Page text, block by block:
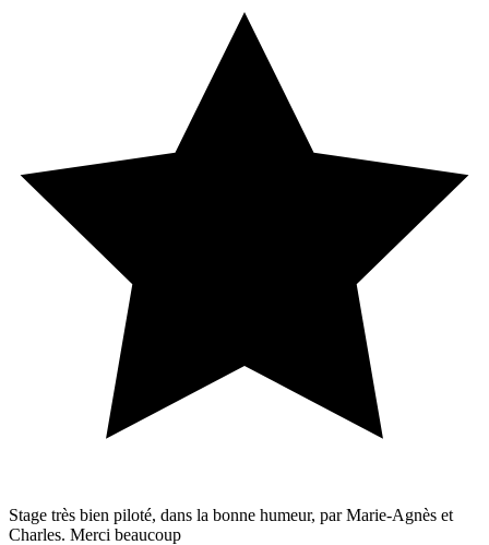
Stage très bien piloté, dans la bonne humeur, par Marie-Agnès et
Charles. Merci beaucoup